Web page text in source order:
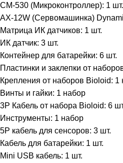
CM-530 (Микроконтроллер): 1 шт.
AX-12W (Сервомашинка)
Матрица ИК датчиков: 1 шт.
ИК датчик: 3 шт.
Контейнер для батарейки: 6 шт.
Пластинки и заклепки от
Крепления от наборов Bioloid: 1
Винты и гайки: 1 набор
3P Кабель от набора Bioloid: 6
Инструменты: 1 набор
5P кабель для сенсоров: 3 шт.
Кабель для батарейки: 1 шт.
Mini USB кабель: 1 шт.